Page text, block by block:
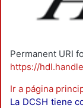
Permanent URI
https://
Ir a página
La DCSH tiene